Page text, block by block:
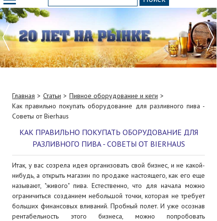
Главная Статьи
Пивное оборудование и кеги
Как правильно покупать оборудование для разливного пива -
Советы от Bierhaus
КАК ПРАВИЛЬНО ПОКУПАТЬ ОБОРУДОВАНИЕ ДЛЯ
РАЗЛИВНОГО ПИВА - СОВЕТЫ ОТ BIERHAUS
Итак, у вас созрела идея организовать свой бизнес, и не какой-
нибудь, а открыть магазин по продаже настоящего, как его еще
называют, "живого" пива. Естественно, что для начала можно
ограничиться созданием небольшой точки, которая не требует
больших финансовых вливаний. Пробный полет. И уже осознав
рентабельность этого бизнеса, можно попробовать